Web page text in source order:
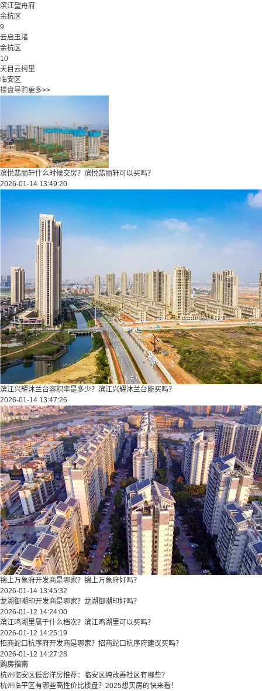
滨江望舟府
余杭区
9
云启玉渚
余杭区
10
天目云柯里
临安区
楼盘导购更多>>
滨悦翡丽轩什么时候交房？滨悦翡丽轩可以买吗？
2026-01-14 13:49:20
滨江兴耀沐兰台容积率是多少？滨江兴耀沐兰台能买吗？
2026-01-14 13:47:26
锦上万象府开发商是哪家？锦上万象府好吗？
2026-01-14 13:45:32
龙湖御潮印开发商是哪家？龙湖御潮印好吗？
2026-01-12 14:24:00
滨江鸣湖里属于什么档次？滨江鸣湖里可以买吗？
2026-01-12 14:25:19
招商蛇口杭序府开发商是哪家？招商蛇口杭序府建议买吗？
2026-01-12 14:27:28
购房指南
杭州临安区低密洋房推荐：临安区纯改善社区有哪些？
​​杭州临平区有哪些高性价比楼盘？2025想买房的快来看！​